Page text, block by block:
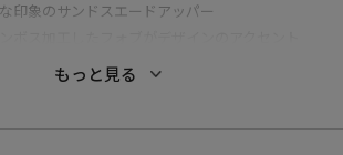
印象のサンドスエードアッパー
使い分けできる替え紐付き
もっと見る